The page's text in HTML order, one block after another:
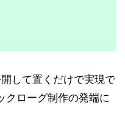
して置くだけで実現で
クローグ制作の発端に